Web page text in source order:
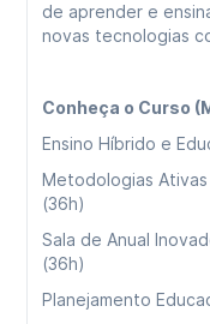
de aprender e
novas tecnologias
Conheça o Curso
Ensino Híbrido e
Metodologias
(36h)
Sala de Anual
(36h)
Planejamento